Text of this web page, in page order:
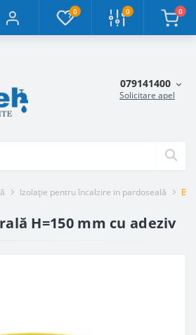
0 0 0
079141400
Solicitare apel
Izolație pentru încalzire in pardoseală
H=150 mm cu adeziv